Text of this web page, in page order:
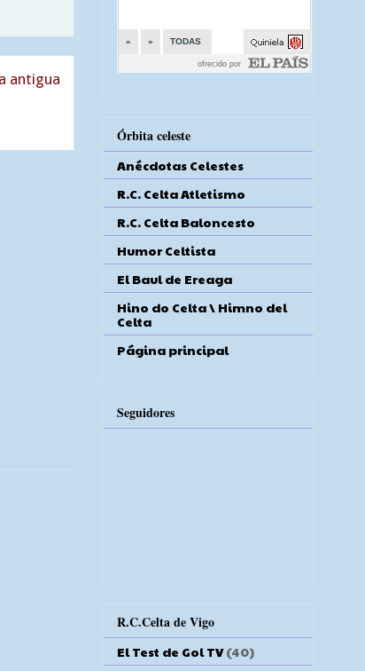
antigua
Órbita celeste
Anécdotas Celestes
R.C. Celta Atletismo
R.C. Celta Baloncesto
Humor Celtista
El Baul de Ereaga
Hino do Celta \ Himno del
Celta
Página principal
Seguidores
R.C.Celta de Vigo
El Test de Gol TV (40)